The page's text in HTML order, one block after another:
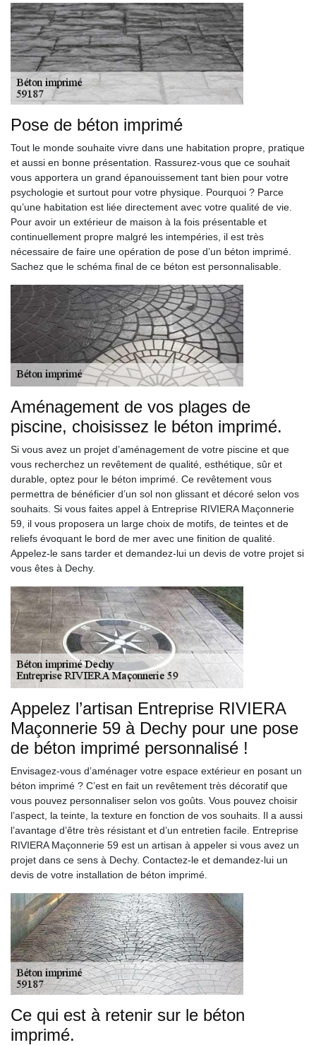
Pose de béton imprimé
Tout le monde souhaite vivre dans une habitation propre, pratique
et aussi en bonne présentation. Rassurez-vous que ce souhait
vous apportera un grand épanouissement tant bien pour votre
psychologie et surtout pour votre physique. Pourquoi ? Parce
qu’une habitation est liée directement avec votre qualité de vie.
Pour avoir un extérieur de maison à la fois présentable et
continuellement propre malgré les intempéries, il est très
nécessaire de faire une opération de pose d’un béton imprimé.
Sachez que le schéma final de ce béton est personnalisable.
Aménagement de vos plages de
piscine, choisissez le béton imprimé.
Si vous avez un projet d’aménagement de votre piscine et que
vous recherchez un revêtement de qualité, esthétique, sûr et
durable, optez pour le béton imprimé. Ce revêtement vous
permettra de bénéficier d’un sol non glissant et décoré selon vos
souhaits. Si vous faites appel à Entreprise RIVIERA Maçonnerie
59, il vous proposera un large choix de motifs, de teintes et de
reliefs évoquant le bord de mer avec une finition de qualité.
Appelez-le sans tarder et demandez-lui un devis de votre projet si
vous êtes à Dechy.
Appelez l’artisan Entreprise RIVIERA
Maçonnerie 59 à Dechy pour une pose
de béton imprimé personnalisé !
Envisagez-vous d’aménager votre espace extérieur en posant un
béton imprimé ? C’est en fait un revêtement très décoratif que
vous pouvez personnaliser selon vos goûts. Vous pouvez choisir
l’aspect, la teinte, la texture en fonction de vos souhaits. Il a aussi
l’avantage d’être très résistant et d’un entretien facile. Entreprise
RIVIERA Maçonnerie 59 est un artisan à appeler si vous avez un
projet dans ce sens à Dechy. Contactez-le et demandez-lui un
devis de votre installation de béton imprimé.
Ce qui est à retenir sur le béton
imprimé.